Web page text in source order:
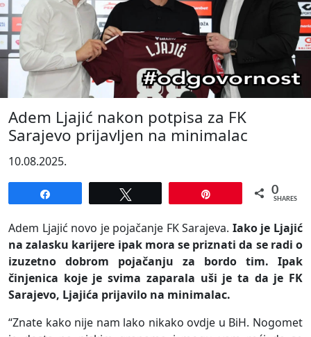
Adem Ljajić nakon potpisa za FK
Sarajevo prijavljen na minimalac
10.08.2025.
0
SHARES
Adem Ljajić novo je pojačanje FK Sarajeva. Iako je Ljajić
na zalasku karijere ipak mora se priznati da se radi o
izuzetno dobrom pojačanju za bordo tim. Ipak
činjenica koje je svima zaparala uši je ta da je FK
Sarajevo, Ljajića prijavilo na minimalac.
“Znate kako nije nam lako nikako ovdje u BiH. Nogomet